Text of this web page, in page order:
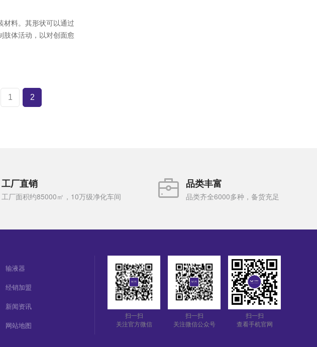
材料。其形状可以通过
肢体活动，以对创面愈
1 2
工厂直销
工厂面积约85000㎡，10万级净化车间
品类丰富
品类齐全6000多种，备货充足
输液器
经销加盟
新闻资讯
网站地图
扫一扫
关注官方微信
扫一扫
关注微信公众号
扫一扫
查看手机官网